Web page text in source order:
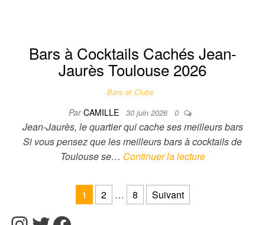
Bars à Cocktails Cachés Jean-
Jaurès Toulouse 2026
Bars et Clubs
ParCAMILLE 30 juin 2026 0
Jean-Jaurès, le quartier qui cache ses meilleurs bars
Si vous pensez que les meilleurs bars à cocktails de
Toulouse se… Continuer la lecture
Pagination des publications
1 2 … 8 Suivant